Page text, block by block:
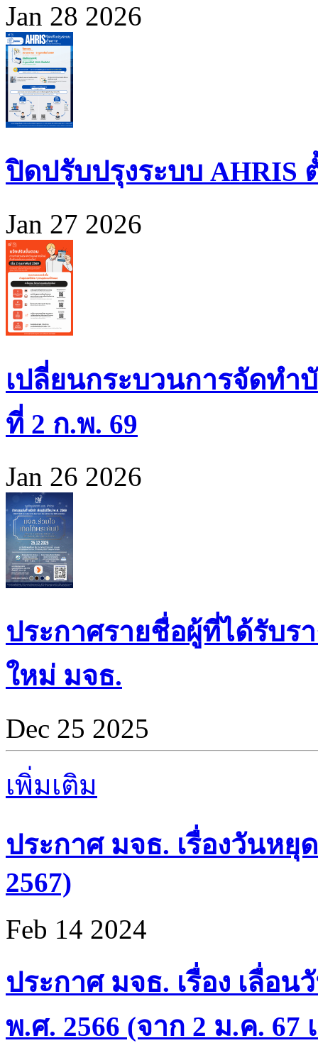
Jan 28 2026
ปิดปรับปรุงระบบ AHRIS
Jan 27 2026
เปลี่ยนกระบวนการจัดทำ
ที่ 2 ก.พ. 69
Jan 26 2026
ประกาศรายชื่อผู้ที่ได้รับ
ใหม่ มจธ.
Dec 25 2025
เพิ่มเติม
ประกาศ มจธ. เรื่องวันหยุ
2567)
Feb 14 2024
ประกาศ มจธ. เรื่อง เลื่อ
พ.ศ. 2566 (จาก 2 ม.ค. 67